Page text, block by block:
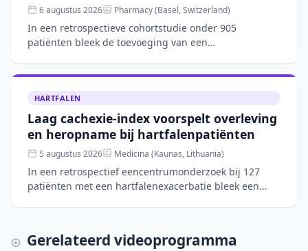
6 augustus 2026 Pharmacy (Basel, Switzerland)
In een retrospectieve cohortstudie onder 905
patiënten bleek de toevoeging van een
remming de kans op hyperka
HARTFALEN
Laag cachexie-index voorspelt overleving
en heropname bij hartfalenpatiënten
5 augustus 2026 Medicina (Kaunas, Lithuania)
In een retrospectief eencentrumonderzoek bij 127
patiënten met een hartfalenexacerbatie bleek een
Gerelateerd videoprogramma